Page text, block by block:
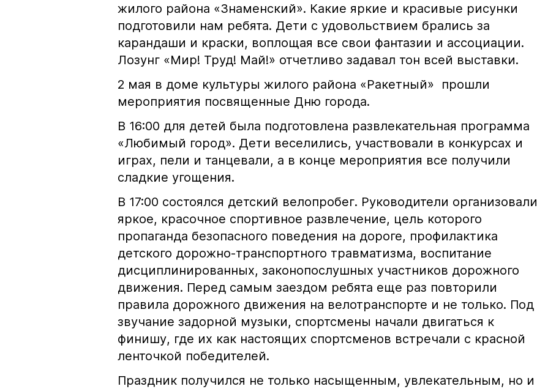
жилого района «Знаменский». Какие яркие и красивые рисунки
подготовили нам ребята. Дети с удовольствием брались за
карандаши и краски, воплощая все свои фантазии и ассоциации.
Лозунг «Мир! Труд! Май!» отчетливо задавал тон всей выставки.
2 мая в доме культуры жилого района «Ракетный» прошли
мероприятия посвященные Дню города.
В 16:00 для детей была подготовлена развлекательная программа
«Любимый город». Дети веселились, участвовали в конкурсах и
играх, пели и танцевали, а в конце мероприятия все получили
сладкие угощения.
В 17:00 состоялся детский велопробег. Руководители организовали
яркое, красочное спортивное развлечение, цель которого
пропаганда безопасного поведения на дороге, профилактика
детского дорожно-транспортного травматизма, воспитание
дисциплинированных, законопослушных участников дорожного
движения. Перед самым заездом ребята еще раз повторили
правила дорожного движения на велотранспорте и не только. Под
звучание задорной музыки, спортсмены начали двигаться к
финишу, где их как настоящих спортсменов встречали с красной
ленточкой победителей.
Праздник получился не только насыщенным, увлекательным, но и